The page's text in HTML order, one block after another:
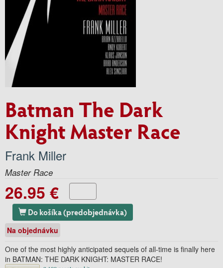
Batman The Dark
Knight Master Race
Frank Miller
Master Race
26.95 €
Do košíka (predobjednávka)
Na objednávku
One of the most highly anticipated sequels of all-time is finally here
in BATMAN: THE DARK KNIGHT: MASTER RACE!